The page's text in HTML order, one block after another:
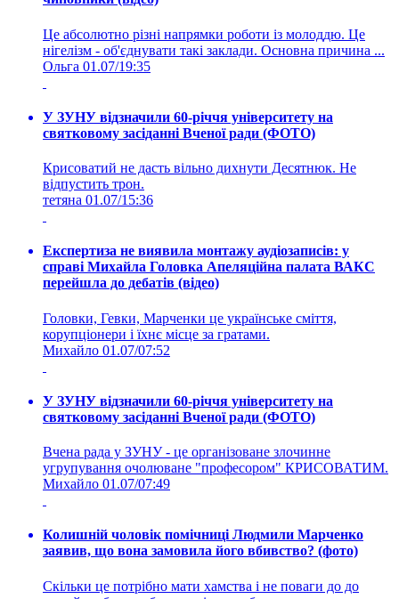
Це абсолютно різні напрямки роботи із молоддю. Це
нігелізм - об'єднувати такі заклади. Основна причина ...
Ольга 01.07/19:35
У ЗУНУ відзначили 60-річчя університету на
святковому засіданні Вченої ради (ФОТО)
Крисоватий не дасть вільно дихнути Десятнюк. Не
відпустить трон.
тетяна 01.07/15:36
Експертиза не виявила монтажу аудіозаписів: у
справі Михайла Головка Апеляційна палата ВАКС
перейшла до дебатів (відео)
Головки, Гевки, Марченки це українське сміття,
корупціонери і їхнє місце за гратами.
Михайло 01.07/07:52
У ЗУНУ відзначили 60-річчя університету на
святковому засіданні Вченої ради (ФОТО)
Вчена рада у ЗУНУ - це організоване злочинне
угрупування очолюване "професором" КРИСОВАТИМ.
Михайло 01.07/07:49
Колишній чоловік помічниці Людмили Марченко
заявив, що вона замовила його вбивство? (фото)
Скільки це потрібно мати хамства і не поваги до до